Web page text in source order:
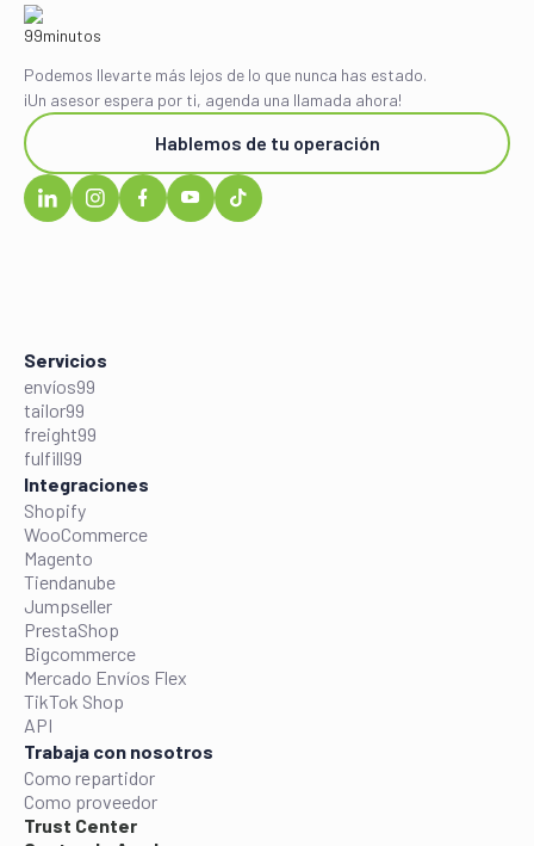
Podemos llevarte más lejos de lo que nunca has estado.
¡Un asesor espera por ti, agenda una llamada ahora!
Hablemos de tu operación
Servicios
envíos99
tailor99
freight99
fulfill99
Integraciones
Shopify
WooCommerce
Magento
Tiendanube
Jumpseller
PrestaShop
Bigcommerce
Mercado Envíos Flex
TikTok Shop
API
Trabaja con nosotros
Como repartidor
Como proveedor
Trust Center